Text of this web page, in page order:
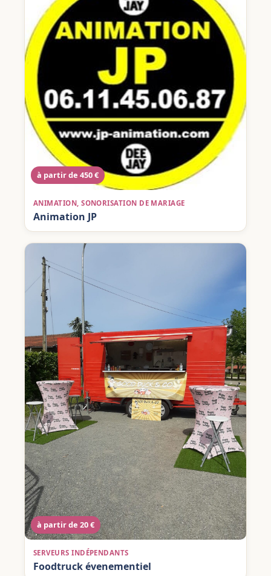
à partir de 450 €
ANIMATION, SONORISATION DE MARIAGE
Animation JP
à partir de 20 €
SERVEURS INDÉPENDANTS
Foodtruck évenementiel